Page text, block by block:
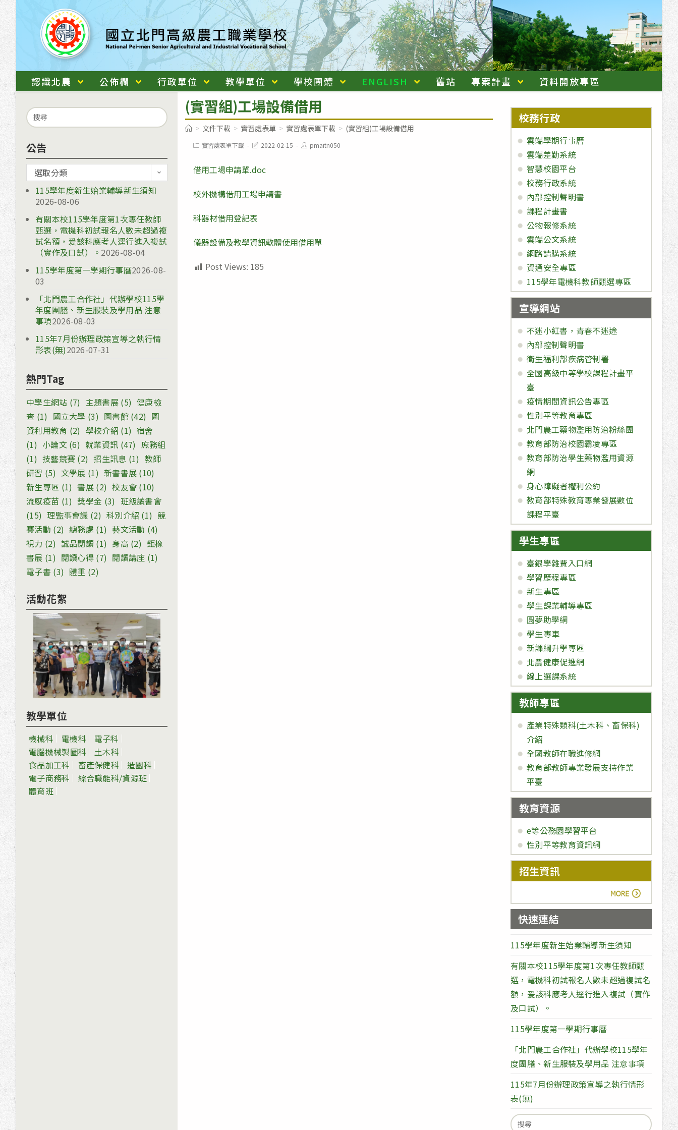
跳
主
要
內
容
認識北農 公佈欄 行政單位 教學單位 學校團體 ENGLISH 舊站 專案計畫 資料開放專區
(實習組)工場設備借用
> 文件下載 > 實習處表單 > 實習處表單下載 > (實習組)工場設備借用
Post實習處表單下載
Post2022-02-15
Post
author:
pmaitn050
借用工場申請單.doc
校外機構借用工場申請書
科器材借用登記表
儀器設備及教學資訊軟體使用借用單
Post Views: 185
Search
for:
公告
告
選取分類
115學年度新生始業輔導新生須知
2026-08-06
有關本校115學年度第1次專任教師
甄選，電機科初試報名人數未超過複
試名額，爰該科應考人逕行進入複試
（實作及口試）。 2026-08-04
115學年度第一學期行事曆2026-08-
03
「北門農工合作社」代辦學校115學
年度團膳、新生服裝及學用品 注意
事項2026-08-03
115年7月份辦理政策宣導之執行情
形表(無)2026-07-31
熱門Tag
中學生網站 (7) 主題書展(5) 健康檢
查 (1) 國立大學 (3) 圖書館(42) 圖
資利用教育 (2) 學校介紹 (1) 宿舍
(1) 小論文(6) 就業資訊 (47) 庶務組
(1) 技藝競賽 (2) 招生訊息 (1) 教師
研習 (5) 文學展 (1) 新書書展 (10)
新生專區 (1) 書展 (2) 校友會 (10)
流感疫苗 (1) 獎學金 (3) 班級讀書會
(15) 理監事會議 (2) 科別介紹 (1) 競
賽活動 (2) 總務處 (1) 藝文活動 (4)
視力 (2) 誠品閱讀 (1) 身高 (2) 鉅橡
書展 (1) 閱讀心得 (7) 閱讀講座 (1)
電子書 (3) 體重 (2)
活動花絮
教學單位
機械科 電機科
電子科
電腦機械製圖科
土木科
食品加工科
畜產保健科
造園科
電子商務科
綜合職能科/資源班
體育班
校務行政
雲端學期行事曆
雲端差勤系統
智慧校園平台
校務行政系統
內部控制聲明書
課程計畫書
公物報修系統
雲端公文系統
網路請購系統
資通安全專區
115學年電機科教師甄選專區
宣導網站
不迷小紅書，青春不迷途
內部控制聲明書
衛生福利部疾病管制署
全國高級中等學校課程計畫平
臺
疫情期間資訊公告專區
性別平等教育專區
北門農工藥物濫用防治粉絲團
教育部防治校園霸凌專區
教育部防治學生藥物濫用資源
網
身心障礙者權利公約
教育部特殊教育專業發展數位
課程平臺
學生專區
臺銀學雜費入口網
學習歷程專區
新生專區
學生課業輔導專區
圓夢助學網
學生專車
新課綱升學專區
北農健康促進網
線上選課系統
教師專區
產業特殊類科(土木科、畜保科)
介紹
全國教師在職進修網
教育部教師專業發展支持作業
平臺
教育資源
e等公務園學習平台
性別平等教育資訊網
招生資訊
快速連結
115學年度新生始業輔導新生須知
有關本校115學年度第1次專任教師甄
選，電機科初試報名人數未超過複試名
額，爰該科應考人逕行進入複試（實作
及口試）。
115學年度第一學期行事曆
「北門農工合作社」代辦學校115學年
度團膳、新生服裝及學用品 注意事項
115年7月份辦理政策宣導之執行情形
表(無)
Search